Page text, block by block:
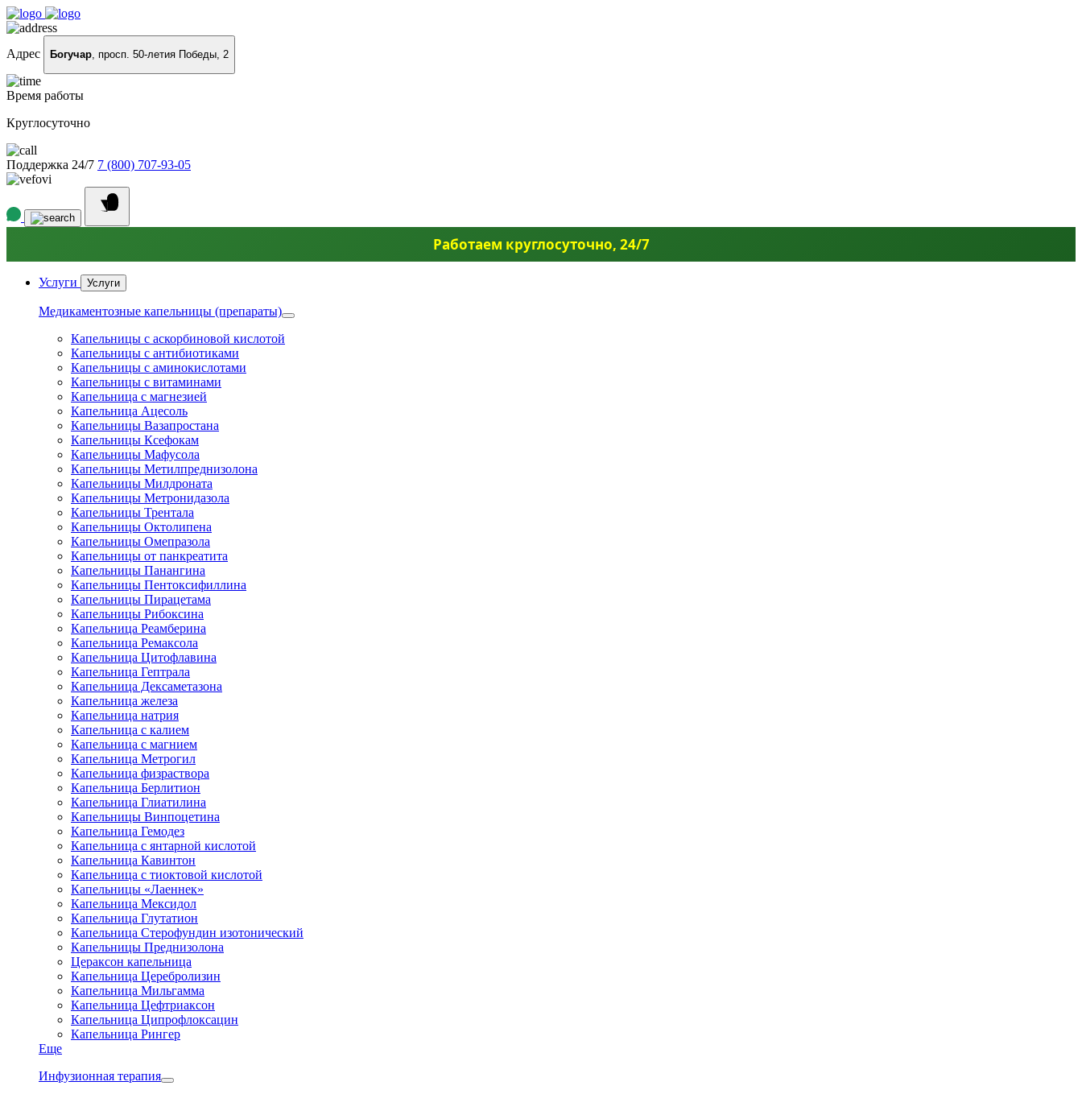
Адрес Богучар, просп. 50-летия Победы, 2
Время работы
Круглосуточно
Поддержка 24/7 7 (800) 707-93-05
Работаем круглосуточно, 24/7
Услуги Услуги
Медикаментозные капельницы (препараты)
Капельницы с аскорбиновой кислотой
Капельницы с антибиотиками
Капельницы с аминокислотами
Капельницы с витаминами
Капельница с магнезией
Капельница Ацесоль
Капельницы Вазапростана
Капельницы Ксефокам
Капельницы Мафусола
Капельницы Метилпреднизолона
Капельницы Милдроната
Капельницы Метронидазола
Капельницы Трентала
Капельницы Октолипена
Капельницы Омепразола
Капельницы от панкреатита
Капельницы Панангина
Капельницы Пентоксифиллина
Капельницы Пирацетама
Капельницы Рибоксина
Капельница Реамберина
Капельница Ремаксола
Капельница Цитофлавина
Капельница Гептрала
Капельница Дексаметазона
Капельница железа
Капельница натрия
Капельница с калием
Капельница с магнием
Капельница Метрогил
Капельница физраствора
Капельница Берлитион
Капельница Глиатилина
Капельницы Винпоцетина
Капельница Гемодез
Капельница с янтарной кислотой
Капельница Кавинтон
Капельница с тиоктовой кислотой
Капельницы «Лаеннек»
Капельница Мексидол
Капельница Глутатион
Капельница Стерофундин изотонический
Капельницы Преднизолона
Цераксон капельница
Капельница Церебролизин
Капельница Мильгамма
Капельница Цефтриаксон
Капельница Ципрофлоксацин
Капельница Рингер
Еще
Инфузионная терапия